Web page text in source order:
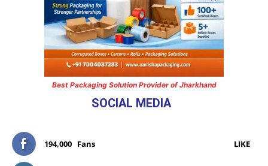
Best Packaging Solution Provider of Jharkhand
SOCIAL MEDIA
194,000 Fans LIKE